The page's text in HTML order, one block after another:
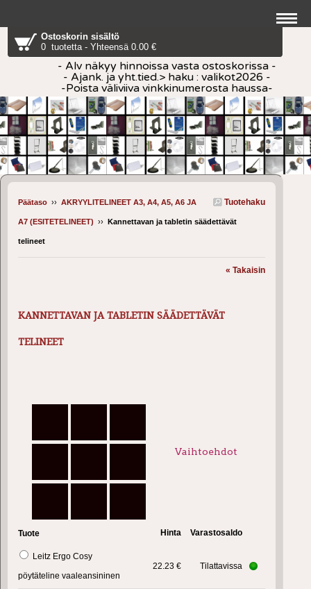
Ostoskorin sisältö
0 tuotetta - Yhteensä 0.00 €
- Alv näkyy hinnoissa vasta ostoskorissa -
- Ajank. ja yht.tied.> haku : valikot2026 -
-Poista väliviiva vinkkinumerosta haussa-
Tuotehaku
Päätaso ›› AKRYYLITELINEET A3, A4, A5, A6 JA
A7 (ESITETELINEET) ›› Kannettavan ja tabletin säädettävät
telineet
« Takaisin
KANNETTAVAN JA TABLETIN SÄÄDETTÄVÄT
TELINEET
Vaihtoehdot
Tuote Hinta Varastosaldo
Leitz Ergo Cosy
pöytäteline vaaleansininen
22.23 € Tilattavissa